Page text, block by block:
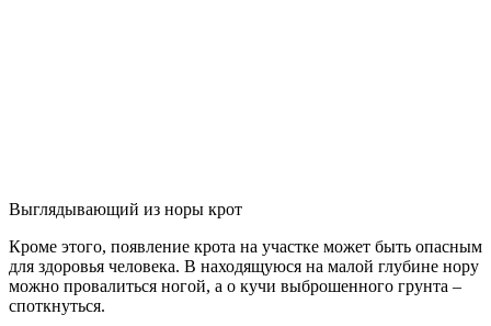
Выглядывающий из норы крот
Кроме этого, появление крота на участке может быть опасным
для здоровья человека. В находящуюся на малой глубине нору
можно провалиться ногой, а о кучи выброшенного грунта –
споткнуться.